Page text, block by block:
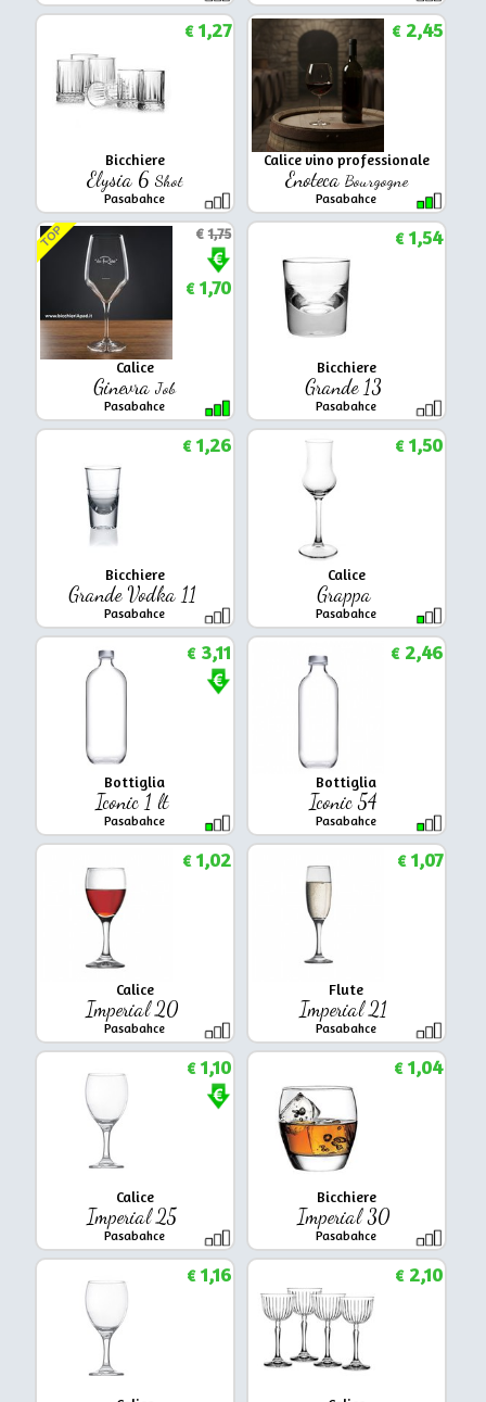
Bicchiere
Elysia 6Shot
Pasabahce
€1,27
Calice vino professionale
Enoteca Bourgogne
Pasabahce
€2,45
Calice
GinevraJob
Pasabahce
TOP €1,75
€1,70
Bicchiere
Grande 13
Pasabahce
€1,54
Bicchiere
Grande Vodka 11
Pasabahce
€1,26
Calice
Grappa
Pasabahce
€1,50
Bottiglia
Iconic 1 lt
Pasabahce
€3,11
Bottiglia
Iconic 54
Pasabahce
€2,46
Calice
Imperial 20
Pasabahce
€1,02
Flute
Imperial 21
Pasabahce
€1,07
Calice
Imperial 25
Pasabahce
€1,10
Bicchiere
Imperial 30
Pasabahce
€1,04
€1,16 €2,10